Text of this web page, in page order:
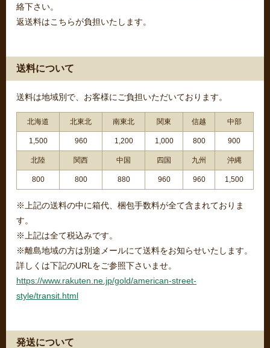
絡下さい。
返送料はこちらが負担いたします。
送料について
送料は地域別で、お客様にご負担いただいております。
北海道 北東北 南東北 関東 信越 中部
1,500 960 1,200 1,000 800 900
北陸 関西 中国 四国 九州 沖縄
800 800 880 960 960 1,500
※上記の送料の中に箱代、梱包手数料が全て含まれておりま
す。
※上記は全て税込みです。
※離島地域の方は別途メールにて送料をお知らせいたします。
詳しくは下記のURLをご参照下さいませ。
https://www.rakuten.ne.jp/gold/american-street-
style/transit.html
発送について